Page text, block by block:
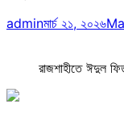
adminমার্চ ২১, ২০২৬
রাজশাহীতে ঈদুল